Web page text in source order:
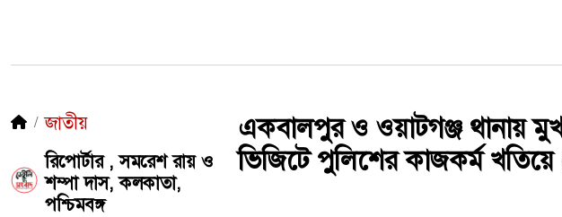
জাতীয়
রিপোর্টার , সমরেশ রায় ও
শম্পা দাস, কলকাতা,
পশ্চিমবঙ্গ
একবালপুর ও ওয়াটগঞ্জ থানায়
ভিজিটে পুলিশের কাজকর্ম